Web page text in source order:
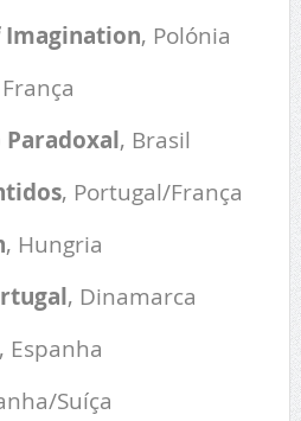
, Polónia
, Brasil
, Portugal/França
, Hungria
, Dinamarca
, Espanha
Suíça